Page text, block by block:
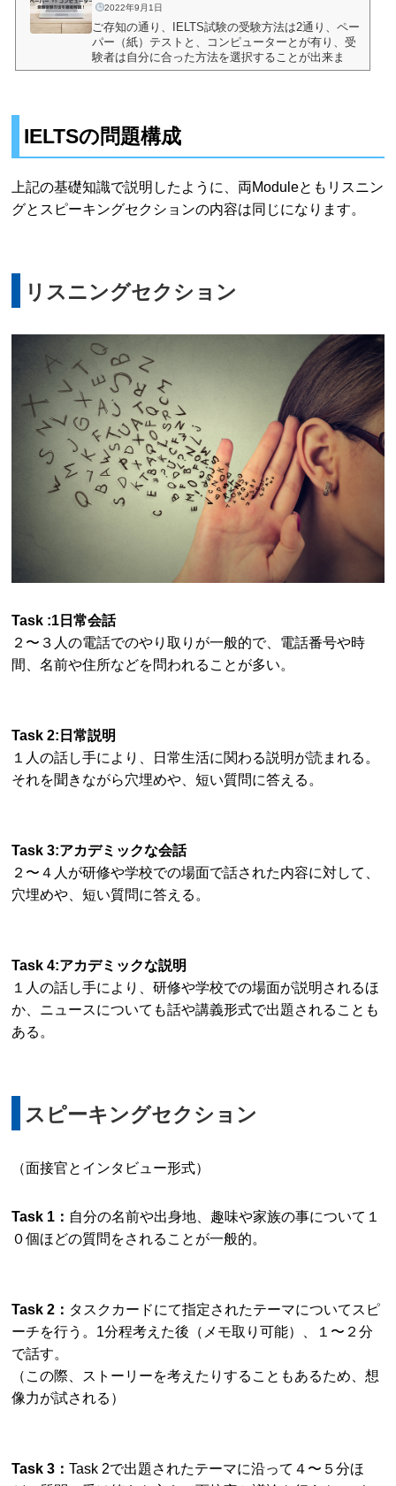
2022年9月1日
ご存知の通り、IELTS試験の受験方法は2通り、ペー
パー（紙）テストと、コンピューターとが有り、受
験者は自分に合った方法を選択することが出来ま
す。しかし、この2つの方法、全く一緒なのか、と
グのパートだけとっても、手書きとタイピング、で
全然違ういますよね。特に、どちらかの試験に慣れ
ている方にとってははじめ戸惑うと思います。と言
う訳で、ここでは、どちらの試験にするか迷っ...
IELTSの問題構成
上記の基礎知識で説明したように、両Moduleともリスニン
グとスピーキングセクションの内容は同じになります。
リスニングセクション
Task :1日常会話
２〜３人の電話でのやり取りが一般的で、電話番号や時
間、名前や住所などを問われることが多い。
Task 2:日常説明
１人の話し手により、日常生活に関わる説明が読まれる。
それを聞きながら穴埋めや、短い質問に答える。
Task 3:アカデミックな会話
２〜４人が研修や学校での場面で話された内容に対して、
穴埋めや、短い質問に答える。
Task 4:アカデミックな説明
１人の話し手により、研修や学校での場面が説明されるほ
か、ニュースについても話や講義形式で出題されることも
ある。
スピーキングセクション
（面接官とインタビュー形式）
Task 1： 自分の名前や出身地、趣味や家族の事について１
０個ほどの質問をされることが一般的。
Task 2： タスクカードにて指定されたテーマについてスピ
ーチを行う。1分程考えた後（メモ取り可能）、１〜２分
で話す。
（この際、ストーリーを考えたりすることもあるため、想
像力が試される）
Task 3：Task 2で出題されたテーマに沿って４〜５分ほ